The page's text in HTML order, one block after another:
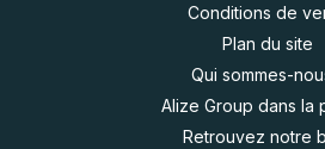
Conditions de
Plan du site
Qui sommes-
Alize Group dans la
Retrouvez notre